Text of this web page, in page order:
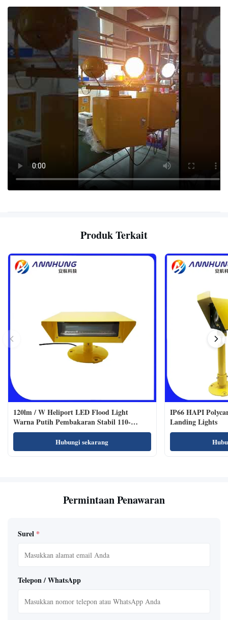
Produk Terkait
120lm / W Heliport LED Flood Light
Warna Putih Pembakaran Stabil 110-
240VAC
Hubungi sekarang
IP66 HAPI
Landing Lights
Permintaan Penawaran
Surel *
Telepon / WhatsApp